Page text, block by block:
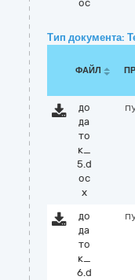
oc
Тип документа:
ФАЙЛ
до
да
то
к_
5.d
oc
x
до
да
то
к_
6.d